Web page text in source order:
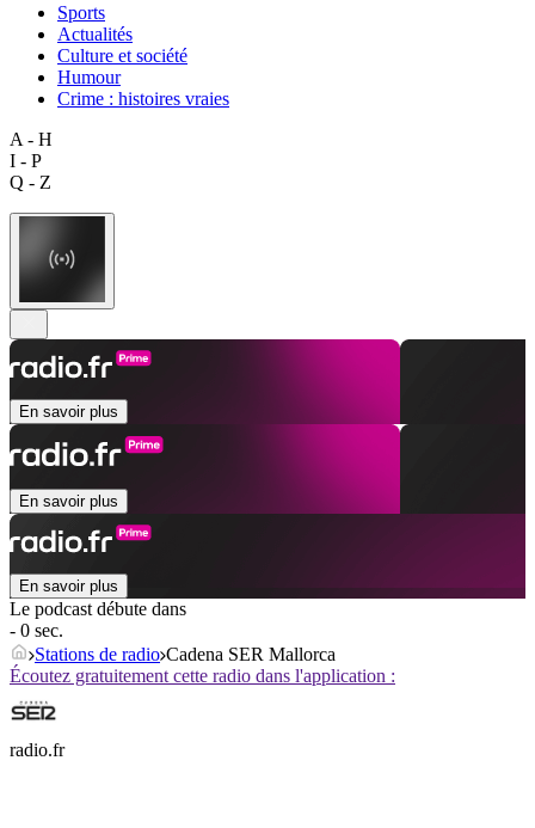
Sports
Actualités
Culture et société
Humour
Crime : histoires vraies
A - H
I - P
Q - Z
En savoir plus
En savoir plus
En savoir plus
Le podcast débute dans
- 0 sec.
Stations de radio Cadena SER Mallorca
Écoutez gratuitement cette radio dans l'application :
radio.fr